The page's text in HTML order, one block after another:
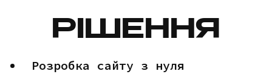
РІШЕННЯ
Розробка сайту з нуля